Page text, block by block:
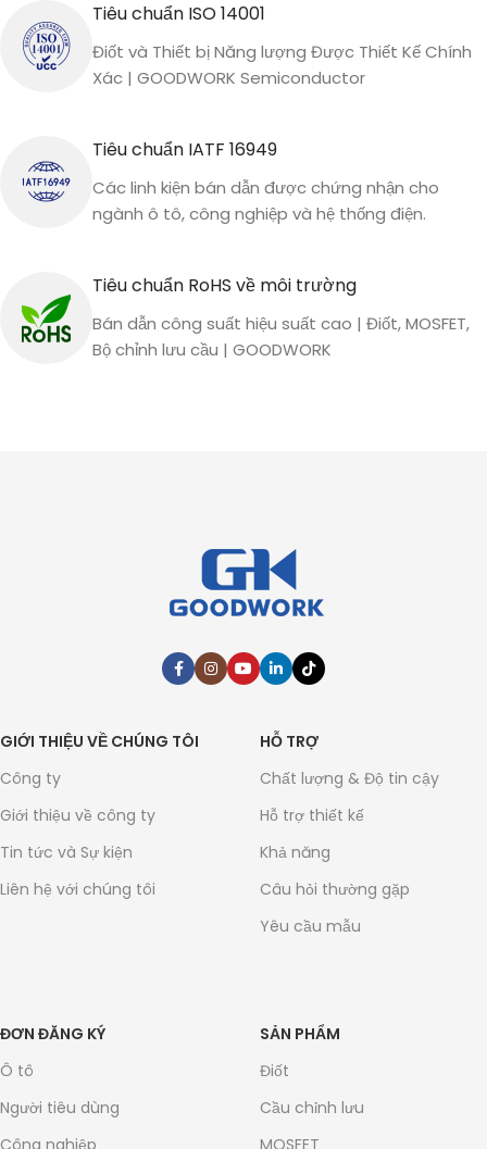
Tiêu chuẩn ISO 14001
Điốt và Thiết bị Năng lượng Được Thiết Kế Chính
Xác | GOODWORK Semiconductor
Tiêu chuẩn IATF 16949
Các linh kiện bán dẫn được chứng nhận cho
ngành ô tô, công nghiệp và hệ thống điện.
Tiêu chuẩn RoHS về môi trường
Bán dẫn công suất hiệu suất cao | Điốt, MOSFET,
Bộ chỉnh lưu cầu | GOODWORK
GIỚI THIỆU VỀ CHÚNG TÔI
Công ty
Giới thiệu về công ty
Tin tức và Sự kiện
Liên hệ với chúng tôi
HỖ TRỢ
Chất lượng & Độ tin cậy
Hỗ trợ thiết kế
Khả năng
Câu hỏi thường gặp
Yêu cầu mẫu
ĐƠN ĐĂNG KÝ
Ô tô
Người tiêu dùng
Công nghiệp
SẢN PHẨM
Điốt
Cầu chỉnh lưu
MOSFET